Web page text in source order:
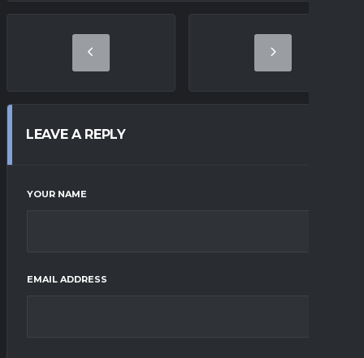
LEAVE A REPLY
YOUR NAME
EMAIL ADDRESS